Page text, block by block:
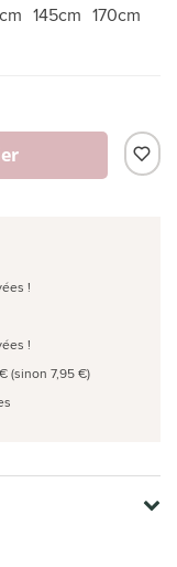
145cm 170cm
!
!
(sinon 7,95 €)